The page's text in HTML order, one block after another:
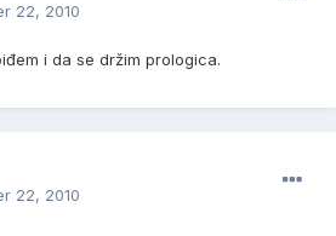
22, 2010
i da se držim prologica.
22, 2010